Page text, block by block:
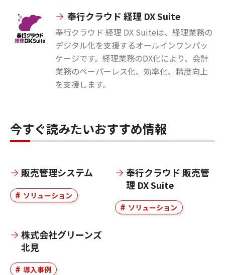
奉行クラウド 経理 DX Suite
奉行クラウド 経理 DX Suiteは、経理業務の
デジタル化を支援するオールインワンパッ
ケージです。経理業務のDX化により、会計
業務のペーパーレス化、効率化、精度向上
を支援します。
今すぐ読みたいおすすめ情報
販売管理システム
ソリューション
奉行クラウド 販売管
理 DX Suite
ソリューション
株式会社グリーンズ
北見
導入事例